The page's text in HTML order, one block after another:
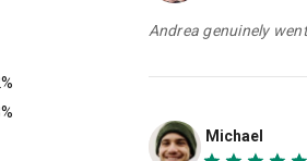
Andrea genuinely
Michael